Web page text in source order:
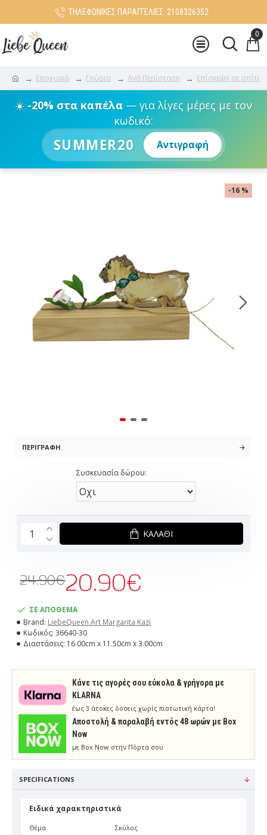
ΤΗΛΕΦΩΝΙΚΕΣ ΠΑΡΑΓΓΕΛΙΕΣ: 2108326352
0
Εποχιακά Γούρια Ανά Περίσταση Επίσκεψη σε σπίτι
☀️ -20% στα καπέλα— για λίγες μέρες με τον
κωδικό:
SUMMER20 Αντιγραφή
-16 %
ΠΕΡΙΓΡΑΦΉ
ΣΕ ΑΠΟΘΕΜΑ
Brand: LiebeQueen Art Margarita Kazi
Κωδικός: 36640-30
Διαστάσεις: 16.00cm x 11.50cm x 3.00cm
20.90€
24.90€
Συσκευασία δώρου:
ΚΑΛΆΘΙ
Κάνε τις αγορές σου εύκολα & γρήγορα με
KLARNA
έως 3 άτοκες δόσεις χωρίς πιστωτική κάρτα!
Aποστολή & παραλαβή εντός 48 ωρών με Box
Now
με Box Now στην Πόρτα σου
SPECIFICATIONS
Ειδικά χαρακτηριστικά
Θέμα Σκύλος